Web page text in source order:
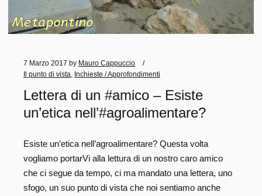
7 Marzo 2017 by Mauro Cappuccio
Il punto di vista
Inchieste / Approfondimenti
Lettera di un #amico – Esiste
un’etica nell’#agroalimentare?
Esiste un’etica nell’agroalimentare? Questa volta
vogliamo portarVi alla lettura di un nostro caro amico
che ci segue da tempo, ci ma mandato una lettera, uno
sfogo, un suo punto di vista che noi sentiamo anche